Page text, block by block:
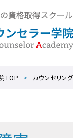
TOP カウンセリン